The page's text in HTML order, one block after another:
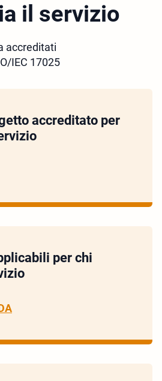
il servizio
accreditati
IEC 17025
accreditato per
per chi